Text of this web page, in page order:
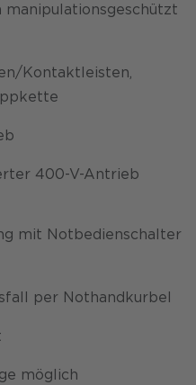
manipulationsgeschützt
Kontaktleisten,
400-V-Antrieb
mit Notbedienschalter
per Nothandkurbel
möglich